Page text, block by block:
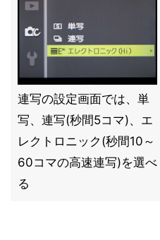
連写の設定画面では、単
写、連写(秒間5コマ)、エ
レクトロニック(秒間10～
60コマの高速連写)を選べ
る